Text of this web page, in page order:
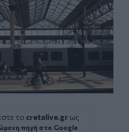
το cretalive.gr ως
πηγή στο Google